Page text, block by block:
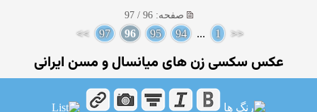
صفحه: 96 / 97
<<
1
...
94
95
96
97
>>
عکس سکسی زن های میانسال و مسن ایرانی